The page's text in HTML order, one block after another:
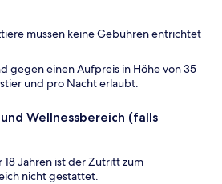
müssen keine Gebühren entrichtet
gegen einen Aufpreis in Höhe von 35
und pro Nacht erlaubt.
Wellnessbereich (falls
18 Jahren ist der Zutritt zum
nicht gestattet.